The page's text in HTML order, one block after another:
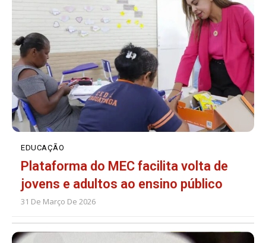
EDUCAÇÃO
Plataforma do MEC facilita volta de
jovens e adultos ao ensino público
31 De Março De 2026